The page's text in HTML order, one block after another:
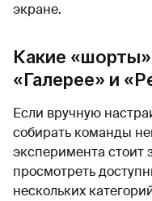
экране.
Какие
«Галерее» и
Если вручную
собирать команды
эксперимента стоит
просмотреть
нескольких